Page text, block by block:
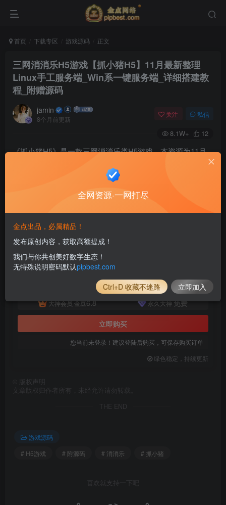
首页 下载专区 游戏源码 正文
三网消消乐H5游戏【抓小猪H5】11月最新整理
Linux手工服务端_Win系一键服务端_详细搭建教
程_附赠源码
jamin
8个月前更新
关注 私信
8.1W+ 12
《抓小猪H5》是一款三网消消乐类H5游戏。本资源为11月
最新整理，提供Linux手工端和Windows一键端，包含详细搭
此内容为付费资源，请付费后查看
9.8 金豆38.8
大神会员金豆6.8 永久大神免费
立即购买
您当前未登录！建议登陆后购买，可保存购买订单
绿色稳定，持续更新
付费资源
版权声明
文章版权归作者所有，未经允许请勿转载。
THE END
游戏源码
# H5游戏
# 附源码 # 消消乐 # 抓小猪
喜欢就支持一下吧
全网资源·一网打尽
金点出品，必属精品！
发布原创内容，获取高额提成！
我们与你共创美好数字生态！
无特殊说明密码默认pipbest.com
Ctrl+D 收藏不迷路 立即加入